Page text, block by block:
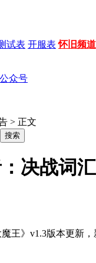
试表 开服表 怀旧频道
公众号
> 正文
：决战词
魔王》v1.3版本更新